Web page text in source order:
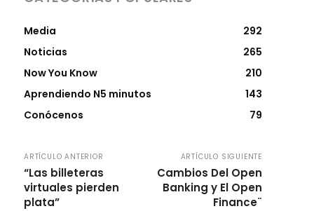
Media
292
Noticias
265
Now You Know
210
Aprendiendo N5 minutos
143
Conócenos
79
ARTÍCULO ANTERIOR
“Las billeteras
virtuales pierden
plata”
ARTÍCULO SIGUIENTE
Cambios Del Open
Banking y El Open
Finance¨